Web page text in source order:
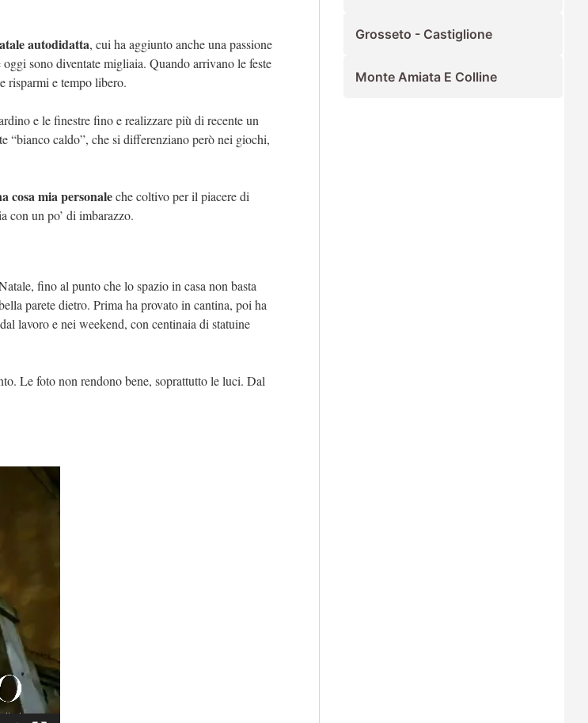
autodidatta, cui ha aggiunto anche una passione
sono diventate migliaia. Quando arrivano le feste
risparmi e tempo libero.
e le finestre fino e realizzare più di recente un
“bianco caldo”, che si differenziano però nei giochi,
cosa mia personaleche coltivo per il piacere di
con un po’ di imbarazzo.
fino al punto che lo spazio in casa non basta
parete dietro. Prima ha provato in cantina, poi ha
lavoro e nei weekend, con centinaia di statuine
Le foto non rendono bene, soprattutto le luci. Dal
Grosseto - Castiglione
Monte Amiata E Colline